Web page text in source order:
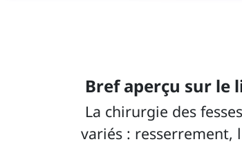
Bref aperçu sur le
variés : resserrement,